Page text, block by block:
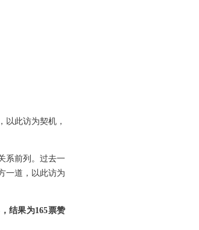
此访为契机，
系前列。过去一
一道，以此访为
结果为165票赞